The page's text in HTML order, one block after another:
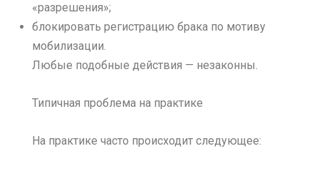
«разрешения»;
блокировать регистрацию брака по мотиву
мобилизации.
Любые подобные действия — незаконны.
Типичная проблема на практике
На практике часто происходит следующее: